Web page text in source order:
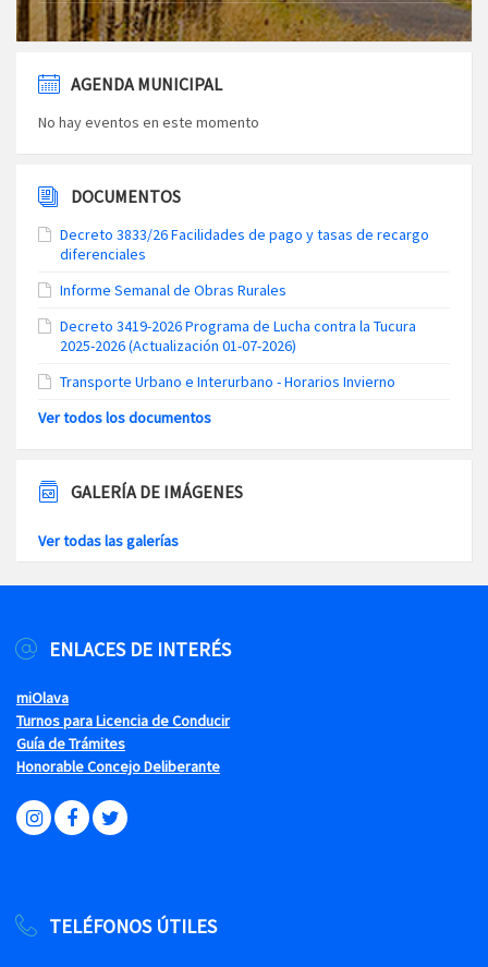
AGENDA MUNICIPAL
No hay eventos en este momento
DOCUMENTOS
Decreto 3833/26 Facilidades de pago y tasas de recargo
diferenciales
Informe Semanal de Obras Rurales
Decreto 3419-2026 Programa de Lucha contra la Tucura
2025-2026 (Actualización 01-07-2026)
Transporte Urbano e Interurbano - Horarios Invierno
Ver todos los documentos
GALERÍA DE IMÁGENES
Ver todas las galerías
ENLACES DE INTERÉS
miOlava
Turnos para Licencia de Conducir
Guía de Trámites
Honorable Concejo Deliberante
TELÉFONOS ÚTILES